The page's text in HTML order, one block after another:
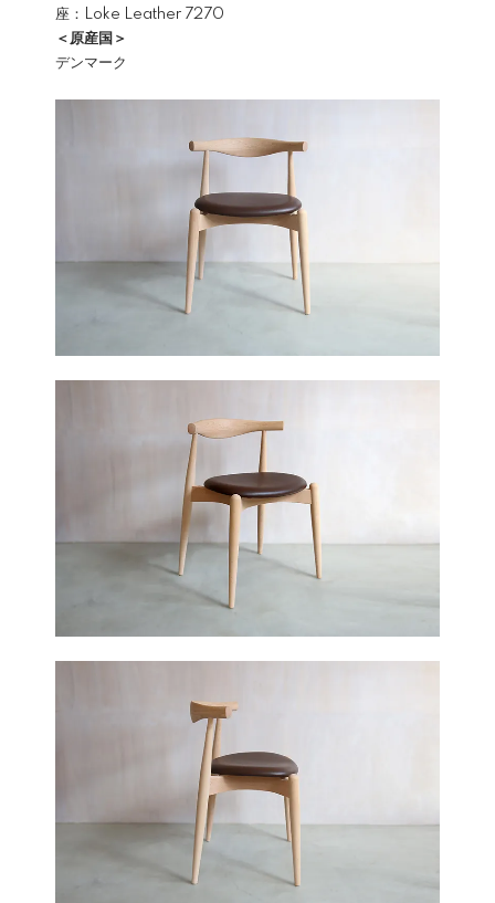
座：Loke Leather 7270
＜原産国＞
デンマーク